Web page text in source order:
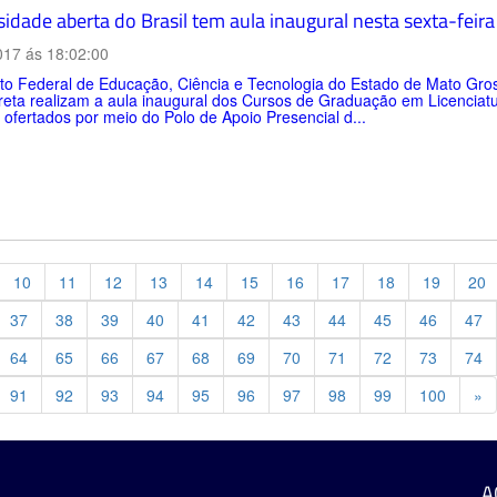
aberta do Brasil tem aula inaugural nesta sexta-
ás 18:02:00
Federal de Educação, Ciência e Tecnologia do Estado de Mato
realizam a aula inaugural dos Cursos de Graduação em
por meio do Polo de Apoio Presencial d...
10 11 12 13 14 15 16 17 18 19
20
37
38 39 40 41 42 43 44 45 46
47
64
65 66 67 68 69 70 71 72 73
74
91
92 93 94 95 96 97 98 99 100 »